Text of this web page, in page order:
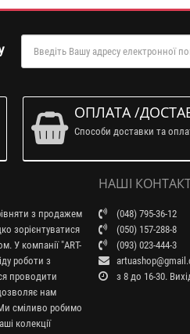
ОПЛАТА /
Способи доставки та
з продажем
зорієнтуватися
У компанії "ART-
роботи з
проводити
нам
сміливо робимо
колекції
НАШІ
(048) 795-36-12
(050) 157-288-8
(093) 023-444-3
з 8 до 16-30.